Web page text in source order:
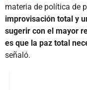
materia de política de
improvisación total y
sugerir con el mayor
es que la paz total
señaló.